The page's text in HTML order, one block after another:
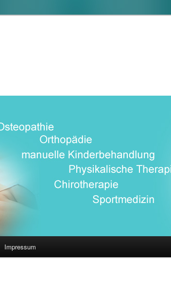
Impressum